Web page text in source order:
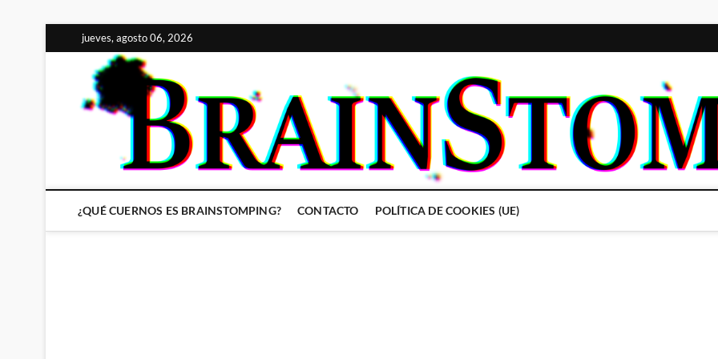
al
contenido
jueves, agosto 06, 2026
¿QUÉ CUERNOS ES BRAINSTOMPING? CONTACTO POLÍTICA DE COOKIES (UE)